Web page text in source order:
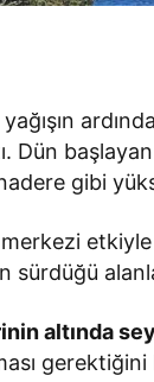
Dün
gibi
sürdüğü
altında